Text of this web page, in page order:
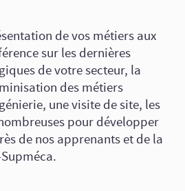
de vos métiers aux
sur les dernières
de votre secteur, la
des métiers
une visite de site, les
pour développer
de nos apprenants et de la